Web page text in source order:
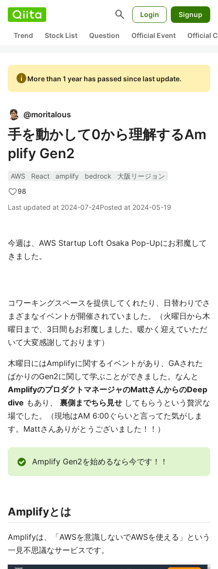
search Login Signup
Trend Stock List Question Official Event Official
infoMore than 1 year has passed since last update.
@moritalous
手を動かして0から理解するAm
plify Gen2
AWS React amplify bedrock
大阪リージョン
98
Last updated at 2024-07-24Posted at 2024-05-19
今週は、AWS Startup Loft Osaka Pop-Upにお邪魔して
きました。
コワーキングスペースを提供してくれたり、日替わりでさ
まざまなイベントが開催されていました。（火曜日から木
曜日まで、3日間もお邪魔しました。暖かく迎えていただ
いて大変感謝しております）
木曜日にはAmplifyに関するイベントがあり、GAされた
ばかりのGen2に関して学ぶことができました。なんと
AmplifyのプロダクトマネージャのMattさんからのDeep
dive もあり、 裏側までちら見せ してもらうという贅沢な
場でした。（現地はAM 6:00ぐらいと言ってた気がしま
す。Mattさんありがとうございました！！）
Amplify Gen2を始めるなら今です！！
Amplifyとは
Amplifyは、「AWSを意識しないでAWSを使える」という
一見不思議なサービスです。